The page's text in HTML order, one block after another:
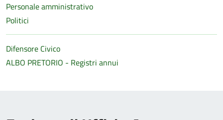
Personale amministrativo
Politici
Difensore Civico
ALBO PRETORIO - Registri annui